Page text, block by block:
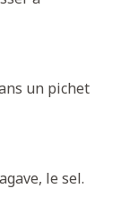
un pichet
le sel.